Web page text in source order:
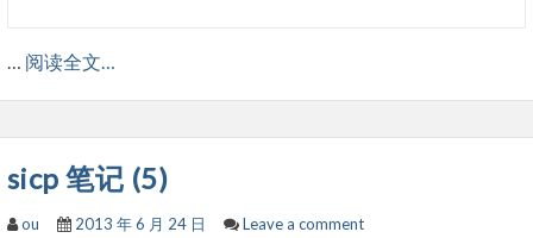
… 阅读全文…
sicp 笔记 (5)
ou 2013 年 6 月 24 日 Leave a comment